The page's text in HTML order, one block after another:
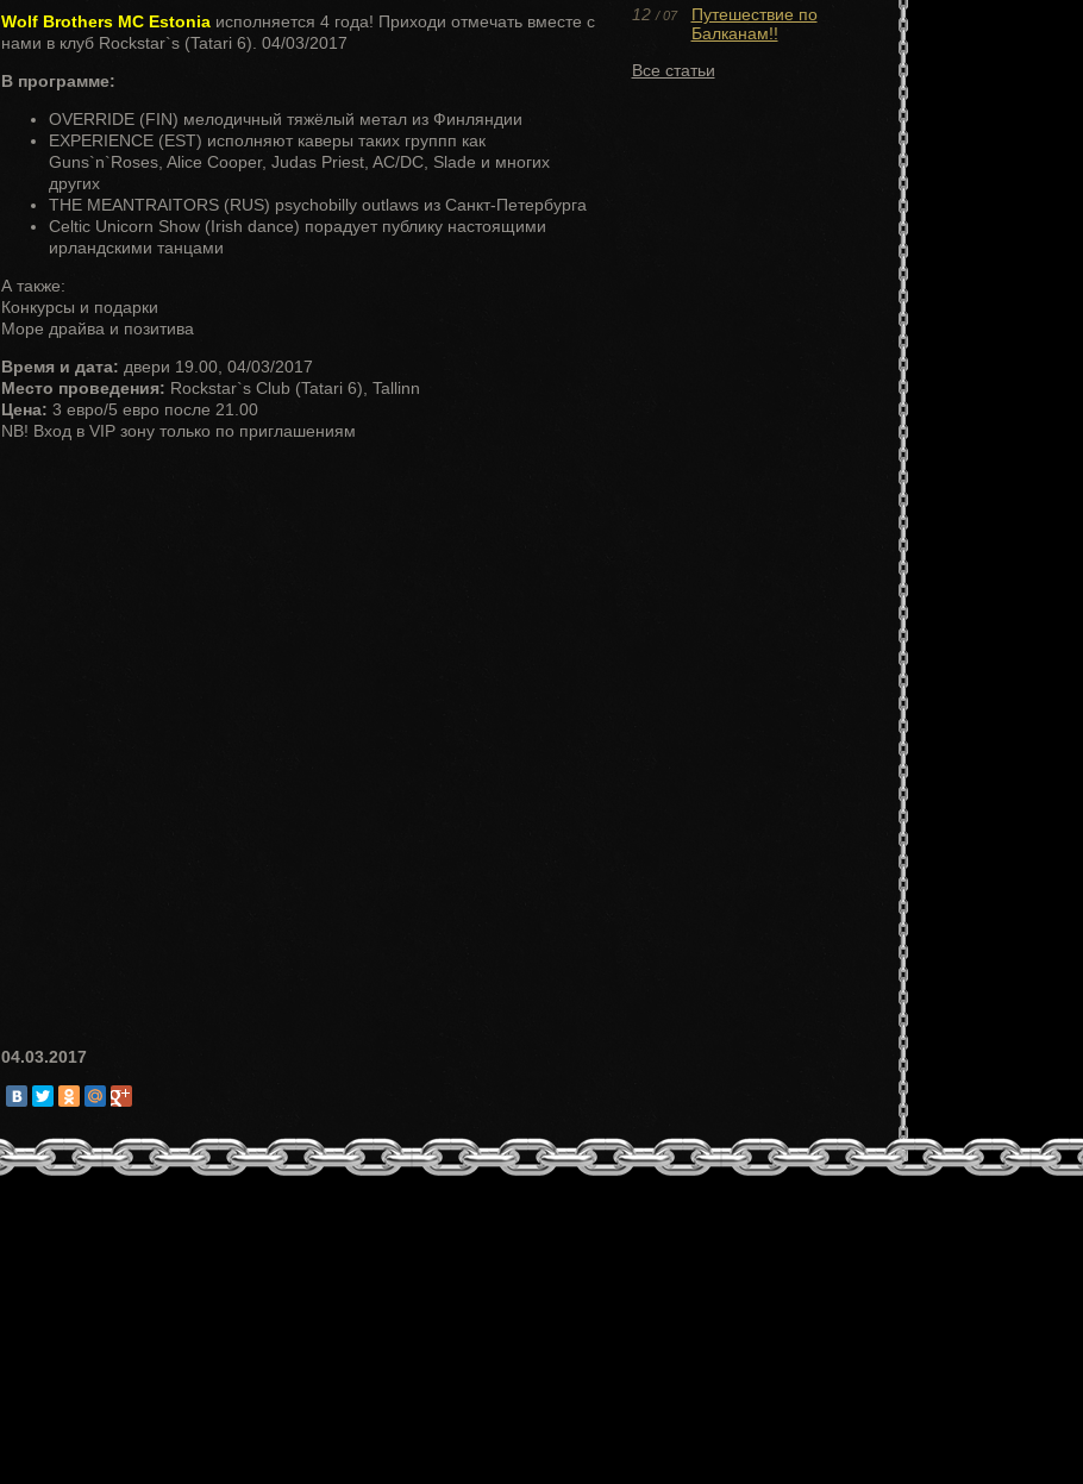
Wolf Brothers MC Estoniaисполняется 4 года! Приходи отмечать вместе с
нами в клуб Rockstar`s (Tatari 6). 04/03/2017
В программе:
OVERRIDE (FIN) мелодичный тяжёлый метал из Финляндии
EXPERIENCE (EST) исполняют каверы таких группп как
Guns`n`Roses, Alice Cooper, Judas Priest, AC/DC, Slade и многих
других
THE MEANTRAITORS (RUS) psychobilly outlaws из Санкт-Петербурга
Celtic Unicorn Show (Irish dance) порадует публику настоящими
ирландскими танцами
А также:
Конкурсы и подарки
Море драйва и позитива
Время и дата: двери 19.00, 04/03/2017
Место проведения: Rockstar`s Club (Tatari 6), Tallinn
Цена: 3 евро/5 евро после 21.00
NB! Вход в VIP зону только по приглашениям
04.03.2017
12 / 07
Путешествие по
Балканам!!
Все статьи